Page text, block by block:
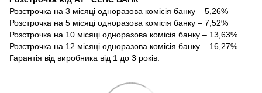
Розстрочка на 3 місяці одноразова комісія банку – 5,26%
Розстрочка на 5 місяці одноразова комісія банку – 7,52%
Розстрочка на 10 місяці одноразова комісія банку – 13,63%
Розстрочка на 12 місяці одноразова комісія банку – 16,27%
Гарантія від виробника від 1 до 3 років.